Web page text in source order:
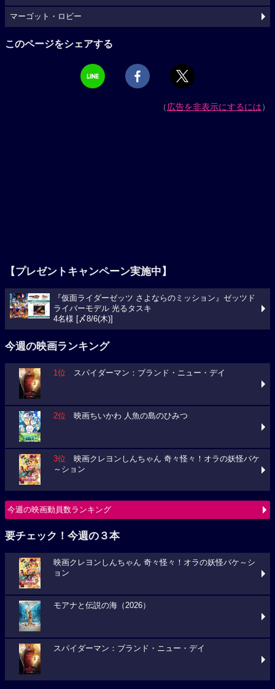
マーゴット・ロビー
このページをシェアする
（広告を非表示にするには）
【プレゼントキャンペーン実施中】
『仮面ライダーゼッツ さよならのミッション』ゼッツド
ライバーモデル 光るタスキ
4名様 [〆8/6(木)]
今週の映画ランキング
1位 スパイダーマン：ブランド・ニュー・デイ
2位 映画ちいかわ 人魚の島のひみつ
3位 映画クレヨンしんちゃん 奇々怪々！オラの妖怪バケ
～ション
今週の映画動員数ランキング
要チェック！今週の３本
映画クレヨンしんちゃん 奇々怪々！オラの妖怪バケ～シ
ョン
モアナと伝説の海（2026）
スパイダーマン：ブランド・ニュー・デイ